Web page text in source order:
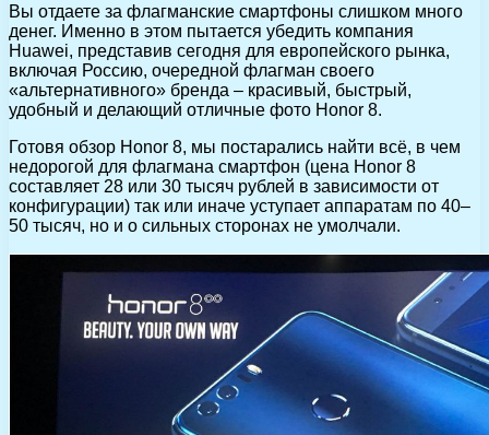
Вы отдаете за флагманские смартфоны слишком много
денег. Именно в этом пытается убедить компания
Huawei, представив сегодня для европейского рынка,
включая Россию, очередной флагман своего
«альтернативного» бренда – красивый, быстрый,
удобный и делающий отличные фото Honor 8.
Готовя обзор Honor 8, мы постарались найти всё, в чем
недорогой для флагмана смартфон (цена Honor 8
составляет 28 или 30 тысяч рублей в зависимости от
конфигурации) так или иначе уступает аппаратам по 40–
50 тысяч, но и о сильных сторонах не умолчали.